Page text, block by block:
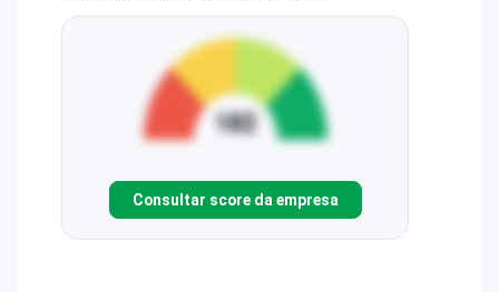
Consultar score da empresa